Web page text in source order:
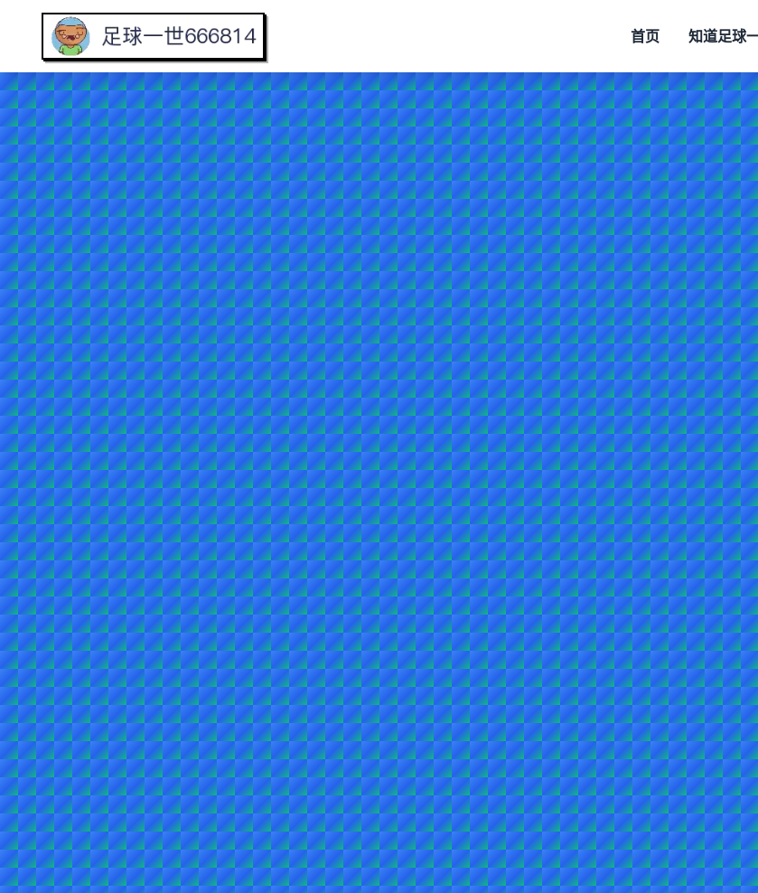
首页 知道足球